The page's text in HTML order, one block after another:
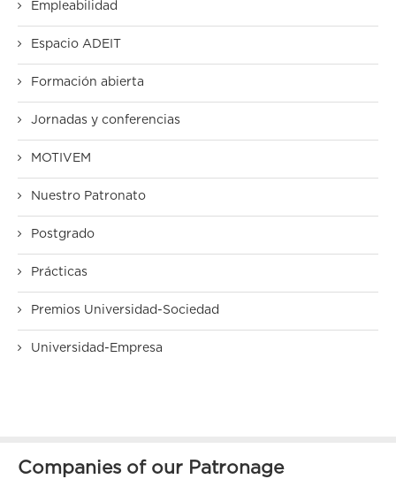
Empleabilidad
Espacio ADEIT
Formación abierta
Jornadas y conferencias
MOTIVEM
Nuestro Patronato
Postgrado
Prácticas
Premios Universidad-Sociedad
Universidad-Empresa
Companies of our Patronage